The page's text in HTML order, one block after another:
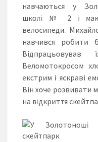
навчаються у
школі № 2 і
велосипеди.
навчився робити
Веломотокросом
екстрим і яскраві
Він хоче розвивати
на відкриття